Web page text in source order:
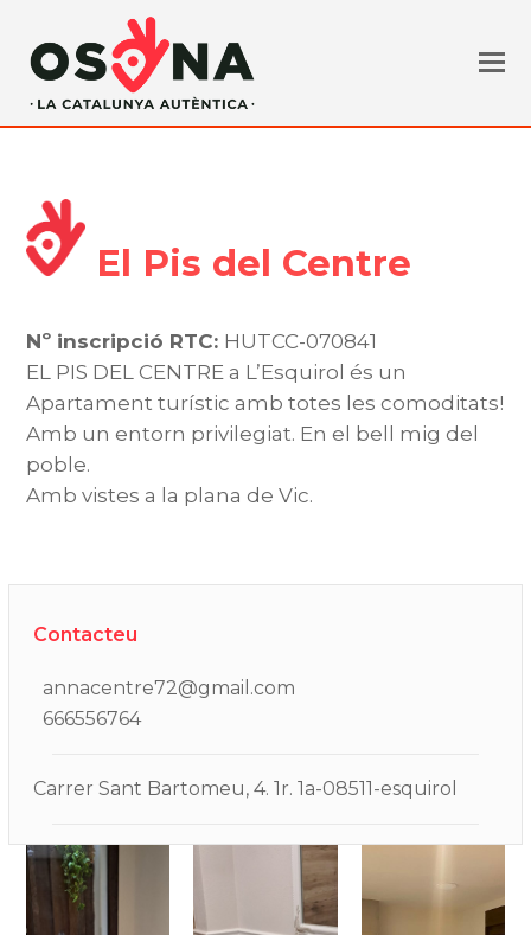
El Pis del Centre
Nº inscripció RTC: HUTCC-070841
EL PIS DEL CENTRE a L’Esquirol és un
Apartament turístic amb totes les comoditats!
Amb un entorn privilegiat. En el bell mig del
poble.
Amb vistes a la plana de Vic.
Contacteu
annacentre72@gmail.com
666556764
Carrer Sant Bartomeu, 4. 1r. 1a-08511-esquirol